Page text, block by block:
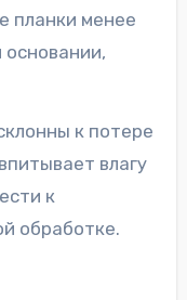
планки менее
к потере
влагу
к
обработке.